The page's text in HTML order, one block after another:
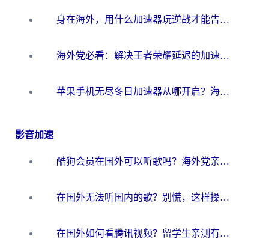
身在海外，用什么加速器玩逆战才能告别延迟？
海外党必看：解决王者荣耀延迟的加速器终极指南——从EVE到猫和老鼠，一个工具全搞定
苹果手机无尽冬日加速器从哪开启？海外玩家的冬日生存指南
影音加速
酷狗会员在国外可以听歌吗？海外党亲测有效：3步解决音乐权限难题
在国外无法听国内的歌？别慌，这样操作就能畅听QQ音乐（附亲测加速器推荐）
在国外如何看腾讯视频？留学生亲测有效的回国加速方案